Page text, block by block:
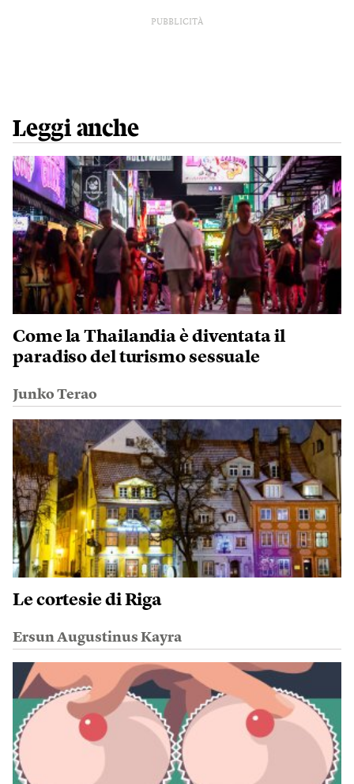
PUBBLICITÀ
Leggi anche
Come la Thailandia è diventata il
paradiso del turismo sessuale
Junko Terao
Le cortesie di Riga
Ersun Augustinus Kayra